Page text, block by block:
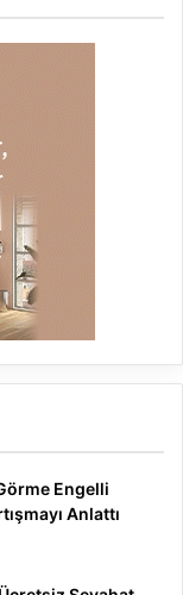
Engelli
Anlattı